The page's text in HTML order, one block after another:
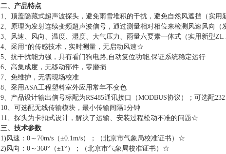
二、产品特点
1、顶盖隐藏式超声波探头，避免雨雪堆积的干扰，避免自然风遮挡（实用
2、原理为发射连续变频超声波信号，通过测量相对相位来检测风速风向（
3、风速、风向、温度、湿度、大气压力、雨量六要素一体式（实用新型ZL
4、采用*的传感技术，实时测量，无启动风速☆
5、抗干扰能力强，具有看门狗电路,自动复位功能,保证系统稳定运行
6、高集成度，无移动部件，零磨损
7、免维护，无需现场校准
8、采用ASA工程塑料室外应用常年不变色
9、产品设计输出信号标配为RS485通讯接口（MODBUS协议）；可选配
10、可选配无线传输模块，最小传输间隔1分钟
11、探头为卡扣式设计，解决了运输、安装过程松动不准的问题☆
三、技术参数
1)风速：0～70m/s（±0.1m/s）；（北京市气象局校准证书）☆
2)风向：0～360°（±1°）；（北京市气象局校准证书）☆